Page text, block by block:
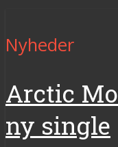
Nyheder
Arctic
ny single